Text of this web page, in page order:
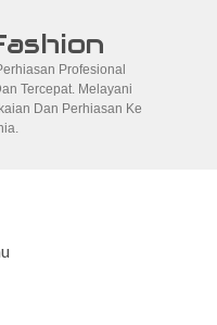
Profesional
Tercepat. Melayani
Dan Perhiasan Ke